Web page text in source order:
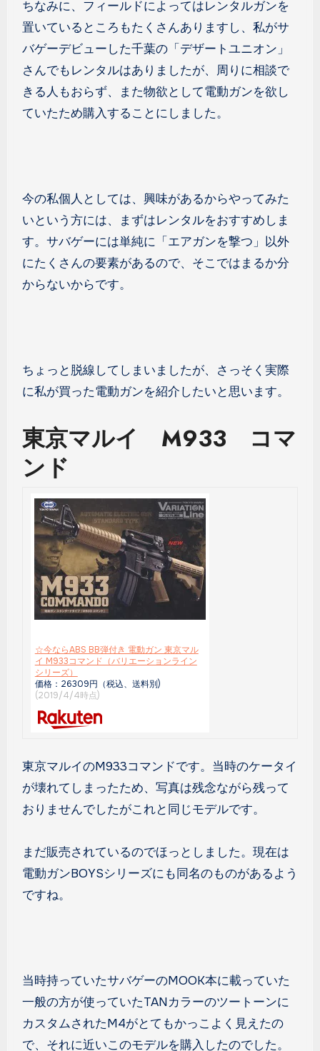
ちなみに、フィールドによってはレンタルガンを
置いているところもたくさんありますし、私がサ
バゲーデビューした千葉の「デザートユニオン」
さんでもレンタルはありましたが、周りに相談で
きる人もおらず、また物欲として電動ガンを欲し
ていたため購入することにしました。
今の私個人としては、興味があるからやってみた
いという方には、まずはレンタルをおすすめしま
す。サバゲーには単純に「エアガンを撃つ」以外
にたくさんの要素があるので、そこではまるか分
からないからです。
ちょっと脱線してしまいましたが、さっそく実際
に私が買った電動ガンを紹介したいと思います。
東京マルイ M933 コマ
ンド
☆今ならABS BB弾付き 電動ガン 東京マル
イ M933コマンド（バリエーションライン
シリーズ）
価格：26309円（税込、送料別)
(2019/4/4時点)
東京マルイのM933コマンドです。当時のケータイ
が壊れてしまったため、写真は残念ながら残って
おりませんでしたがこれと同じモデルです。
まだ販売されているのでほっとしました。現在は
電動ガンBOYSシリーズにも同名のものがあるよう
ですね。
当時持っていたサバゲーのMOOK本に載っていた
一般の方が使っていたTANカラーのツートーンに
カスタムされたM4がとてもかっこよく見えたの
で、それに近いこのモデルを購入したのでした。